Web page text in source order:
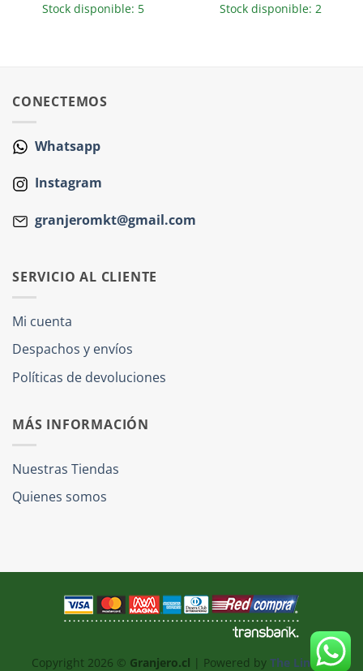
Stock disponible: 5
Stock disponible: 2
CONECTEMOS
Whatsapp
Instagram
granjeromkt@gmail.com
SERVICIO AL CLIENTE
Mi cuenta
Despachos y envíos
Políticas de devoluciones
MÁS INFORMACIÓN
Nuestras Tiendas
Quienes somos
Copyright 2026 © Granjero.cl | Powered by The Link IT